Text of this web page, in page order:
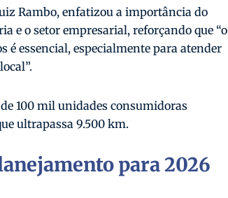
Rambo, enfatizou a importância do
e o setor empresarial, reforçando que “o
é essencial, especialmente para atender
100 mil unidades consumidoras
ultrapassa 9.500 km.
para 2026